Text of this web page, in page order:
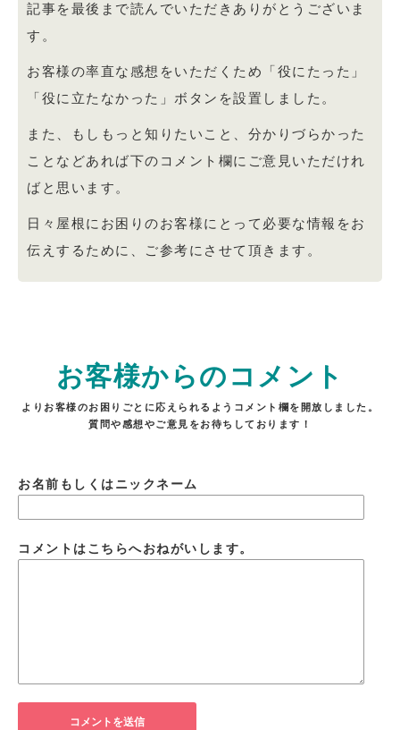
記事を最後まで読んでいただきありがとうございま
す。
お客様の率直な感想をいただくため「役にたった」
「役に立たなかった」ボタンを設置しました。
また、もしもっと知りたいこと、分かりづらかった
ことなどあれば下のコメント欄にご意見いただけれ
ばと思います。
日々屋根にお困りのお客様にとって必要な情報をお
伝えするために、ご参考にさせて頂きます。
お客様からのコメント
よりお客様のお困りごとに応えられるようコメント欄を開放しました。
質問や感想やご意見をお待ちしております！
お名前もしくはニックネーム
コメントはこちらへおねがいします。